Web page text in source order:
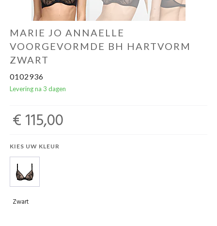
MARIE JO ANNAELLE
VOORGEVORMDE BH HARTVORM
ZWART
0102936
Levering na 3 dagen
€ 115,00
KIES UW KLEUR
Zwart